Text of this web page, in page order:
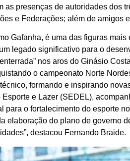
presenças de autoridades dos
e Federações; além de amigos
Gafanha, é uma das figuras
legado significativo para o
nos aros do Ginásio
o campeonato Norte
formando e inspirando
e Lazer (SEDEL),
o fortalecimento do esporte
elaboração do plano de governo
destacou Fernando Braide.